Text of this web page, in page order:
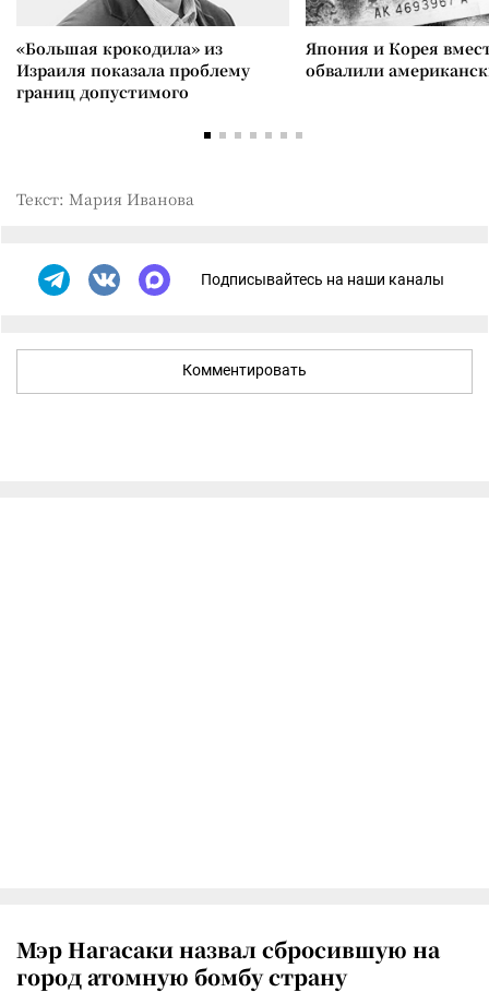
«Большая крокодила» из
Израиля показала проблему
границ допустимого
Япония и Корея
обвалили
Текст: Мария Иванова
Подписывайтесь на наши каналы
Комментировать
Мэр Нагасаки назвал сбросившую на
город атомную бомбу страну